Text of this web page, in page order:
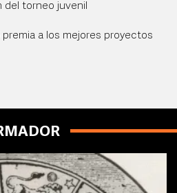
del torneo juvenil
a los mejores proyectos